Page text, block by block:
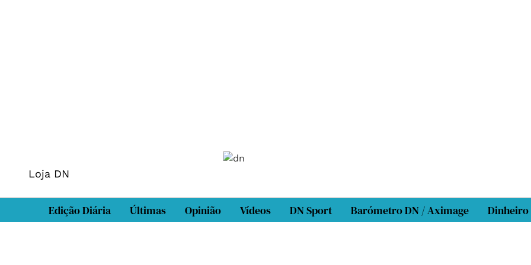
Loja DN
Edição Diária Últimas Opinião Vídeos DN Sport Barómetro DN / Aximage Dinheiro